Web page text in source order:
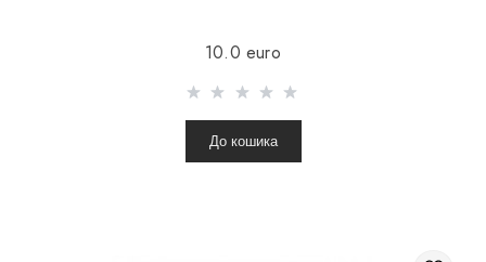
10.0 euro
До кошика